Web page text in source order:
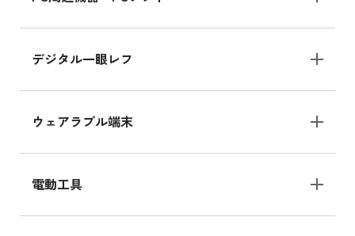
デジタル一眼レフ
ウェアラブル端末
電動工具